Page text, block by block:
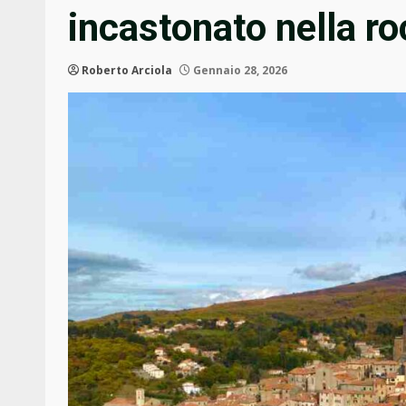
incastonato nella
Roberto Arciola Gennaio 28, 2026